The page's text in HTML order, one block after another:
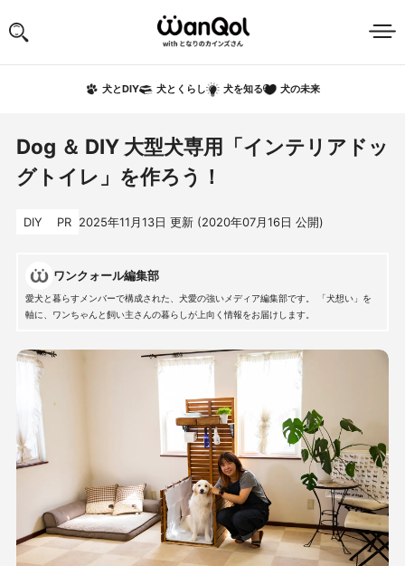
犬とDIY 犬とくらし 犬を知る 犬の未来
Dog ＆ DIY 大型犬専用「インテリアドッ
グトイレ」を作ろう！
DIY PR 2025年11月13日 更新 (2020年07月16日 公開)
ワンクォール編集部
愛犬と暮らすメンバーで構成された、犬愛の強いメディア編集部です。 「犬想い」を
軸に、ワンちゃんと飼い主さんの暮らしが上向く情報をお届けします。